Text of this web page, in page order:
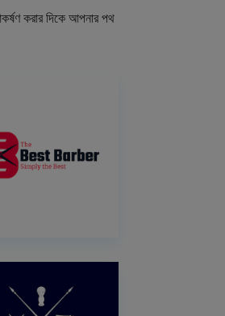
করার দিকে আপনার পথ